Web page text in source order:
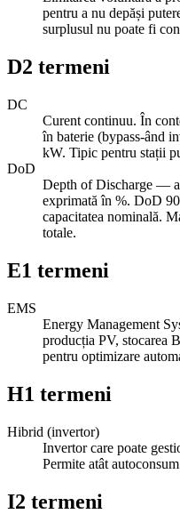
pentru a nu depăși
surplusul nu poate fi
D2 termeni
DC
Curent continuu. În
în baterie (bypass-ând
kW. Tipic pentru stații
DoD
Depth of Discharge —
exprimată în %. DoD
capacitatea nominală.
totale.
E1 termeni
EMS
Energy Management
producția PV, stocarea
pentru optimizare
H1 termeni
Hibrid (invertor)
Invertor care poate
Permite atât
I2 termeni